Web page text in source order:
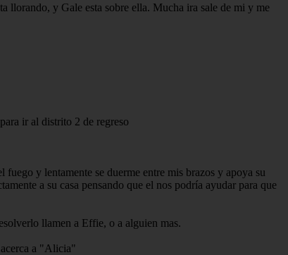
llorando, y Gale esta sobre ella. Mucha ira sale de mi y me
ir al distrito 2 de regreso
y lentamente se duerme entre mis brazos y apoya su
a su casa pensando que el nos podría ayudar para que
llamen a Effie, o a alguien mas.
acerca a "Alicia"